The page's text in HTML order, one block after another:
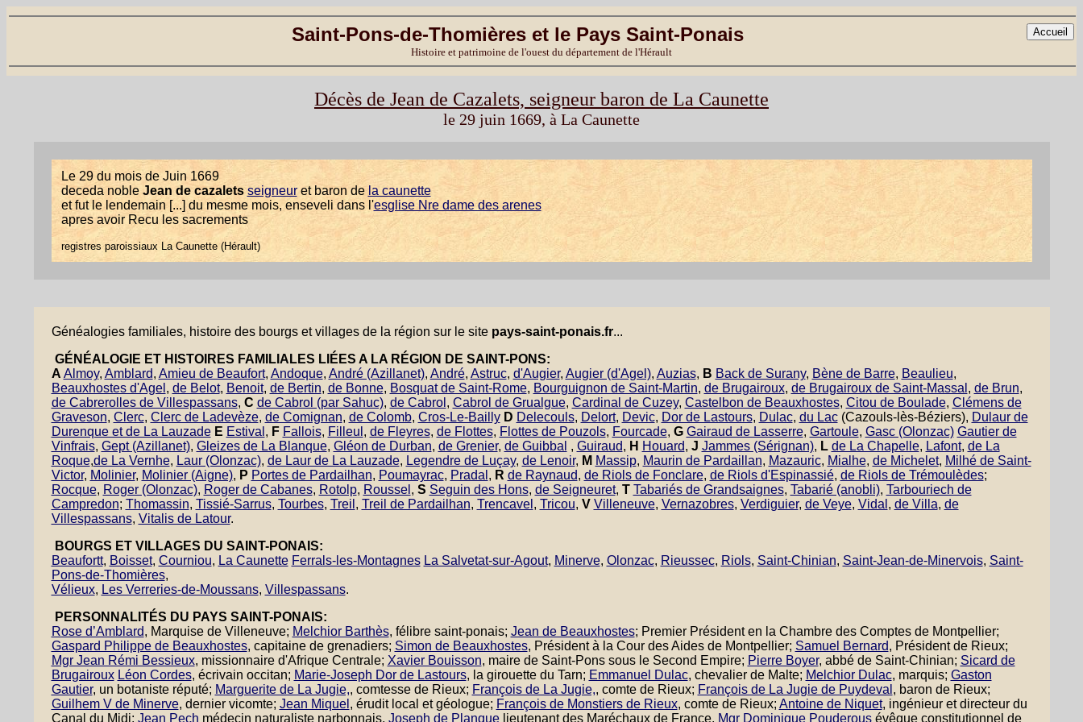
Saint-Pons-de-Thomières et le Pays Saint-Ponais
Histoire et patrimoine de l'ouest du département de l'Hérault
Décès de Jean de Cazalets, seigneur baron de La Caunette
le 29 juin 1669, à La Caunette
Le 29 du mois de Juin 1669
deceda noble Jean de cazalets seigneuret baron dela caunette
et fut le lendemain [...] du mesme mois, enseveli dans l'esglise Nre dame des arenes
apres avoir Recu les sacrements
registres paroissiaux La Caunette (Hérault)
Généalogies familiales, histoire des bourgs et villages de la région sur le site pays-saint-ponais.fr...
GÉNÉALOGIE ET HISTOIRES FAMILIALES LIÉES A LA RÉGION DE SAINT-PONS:
A Almoy, Amblard, Amieu de Beaufort, Andoque, André (Azillanet), André, Astruc, d'Augier, Augier (d'Agel), Auzias, B Back de Surany, Bène de Barre, Beaulieu,
Beauxhostes d'Agel , de Belot, Benoit, de Bertin, de Bonne, Bosquat de Saint-Rome, Bourguignon de Saint-Martin, de Brugairoux, de Brugairoux de Saint-Massal , de Brun,
de Cabrerolles de Villespassans, C de Cabrol (par Sahuc), de Cabrol , Cabrol de Grualgue, Cardinal de Cuzey, Castelbon de Beauxhostes, Citou de Boulade, Clémens de
Graveson, Clerc, Clerc de Ladevèze, de Comignan, de Colomb, Cros-Le-Bailly D Delecouls, Delort, Devic, Dor de Lastours, Dulac, du Lac(Cazouls-lès-Béziers), Dulaur de
Durenque et de La Lauzade E Estival , F Fallois, Filleul , de Fleyres, de Flottes, Flottes de Pouzols, Fourcade, G Gairaud de Lasserre, Gartoule, Gasc (Olonzac) Gautier de
Vinfrais, Gept (Azillanet), Gleizes de La Blanque, Gléon de Durban, de Grenier, de Guibbal , Guiraud, H Houard, J Jammes (Sérignan), L de La Chapelle, Lafont, de La
Roque,de La Vernhe, Laur (Olonzac), de Laur de La Lauzade, Legendre de Luçay, de Lenoir, M Massip, Maurin de Pardaillan, Mazauric, Mialhe, de Michelet, Milhé de Saint-
Victor, Molinier, Molinier (Aigne), P Portes de Pardailhan, Poumayrac, Pradal , R de Raynaud, de Riols de Fonclare, de Riols d'Espinassié, de Riols de Trémoulèdes;
Rocque, Roger (Olonzac), Roger de Cabanes, Rotolp, Roussel , S Seguin des Hons, de Seigneuret, T Tabariés de Grandsaignes, Tabarié (anobli), Tarbouriech de
Campredon; Thomassin, Tissié-Sarrus, Tourbes, Treil , Treil de Pardailhan, Trencavel , Tricou, V Villeneuve, Vernazobres, Verdiguier, de Veye, Vidal , de Villa, de
Villespassans, Vitalis de Latour.
BOURGS ET VILLAGES DU SAINT-PONAIS:
Beaufortt, Boisset, Courniou, La Caunette Ferrals-les-Montagnes La Salvetat-sur-Agout, Minerve, Olonzac, Rieussec, Riols, Saint-Chinian, Saint-Jean-de-Minervois, Saint-
Pons-de-Thomières,
Vélieux, Les Verreries-de-Moussans, Villespassans.
PERSONNALITÉS DU PAYS SAINT-PONAIS:
Rose d’Amblard, Marquise de Villeneuve; Melchior Barthès, félibre saint-ponais; Jean de Beauxhostes; Premier Président en la Chambre des Comptes de Montpellier;
Gaspard Philippe de Beauxhostes, capitaine de grenadiers; Simon de Beauxhostes, Président à la Cour des Aides de Montpellier; Samuel Bernard, Président de Rieux;
Mgr Jean Rémi Bessieux, missionnaire d'Afrique Centrale; Xavier Bouisson, maire de Saint-Pons sous le Second Empire; Pierre Boyer, abbé de Saint-Chinian; Sicard de
Brugairoux Léon Cordes, écrivain occitan; Marie-Joseph Dor de Lastours, la girouette du Tarn; Emmanuel Dulac, chevalier de Malte; Melchior Dulac, marquis; Gaston
Gautier, un botaniste réputé; Marguerite de La Jugie,, comtesse de Rieux; François de La Jugie,, comte de Rieux; François de La Jugie de Puydeval , baron de Rieux;
Guilhem V de Minerve, dernier vicomte; Jean Miquel , érudit local et géologue; François de Monstiers de Rieux, comte de Rieux; Antoine de Niquet, ingénieur et directeur du
Canal du Midi; Jean Pech médecin naturaliste narbonnais, Joseph de Planquelieutenant des Maréchaux de France, Mgr Dominique Pouderousévêque constitutionnel de